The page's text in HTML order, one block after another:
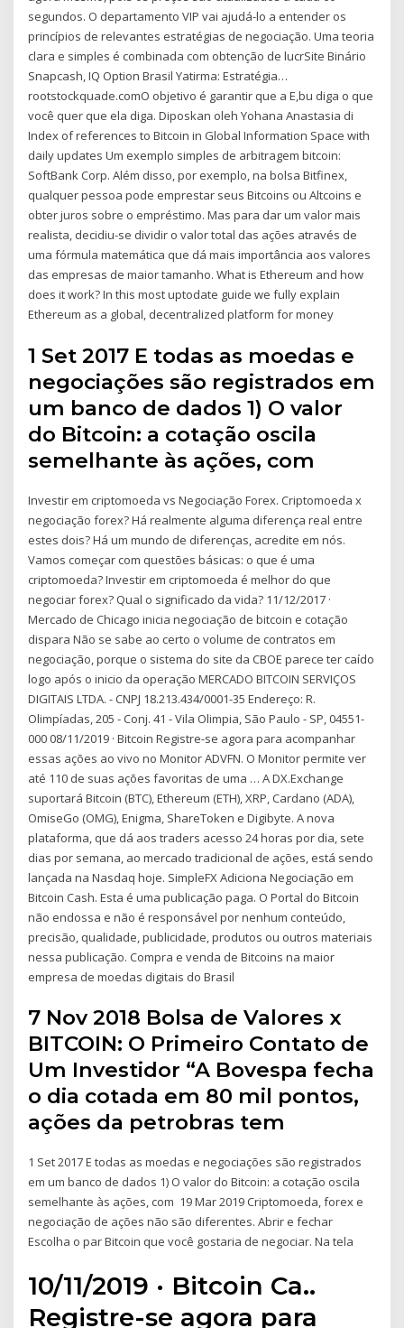
segundos. O departamento VIP vai ajudá-lo a entender os
princípios de relevantes estratégias de negociação. Uma teoria
clara e simples é combinada com obtenção de lucrSite Binário
Snapcash, IQ Option Brasil Yatirma: Estratégia…
rootstockquade.comO objetivo é garantir que a E,bu diga o que
você quer que ela diga. Diposkan oleh Yohana Anastasia di
Index of references to Bitcoin in Global Information Space with
daily updates Um exemplo simples de arbitragem bitcoin:
SoftBank Corp. Além disso, por exemplo, na bolsa Bitfinex,
qualquer pessoa pode emprestar seus Bitcoins ou Altcoins e
obter juros sobre o empréstimo. Mas para dar um valor mais
realista, decidiu-se dividir o valor total das ações através de
uma fórmula matemática que dá mais importância aos valores
das empresas de maior tamanho. What is Ethereum and how
does it work? In this most uptodate guide we fully explain
Ethereum as a global, decentralized platform for money
1 Set 2017 E todas as moedas e
negociações são registrados em
um banco de dados 1) O valor
do Bitcoin: a cotação oscila
semelhante às ações, com
Investir em criptomoeda vs Negociação Forex. Criptomoeda x
negociação forex? Há realmente alguma diferença real entre
estes dois? Há um mundo de diferenças, acredite em nós.
Vamos começar com questões básicas: o que é uma
criptomoeda? Investir em criptomoeda é melhor do que
negociar forex? Qual o significado da vida? 11/12/2017 ·
Mercado de Chicago inicia negociação de bitcoin e cotação
dispara Não se sabe ao certo o volume de contratos em
negociação, porque o sistema do site da CBOE parece ter caído
logo após o inicio da operação MERCADO BITCOIN SERVIÇOS
DIGITAIS LTDA. - CNPJ 18.213.434/0001-35 Endereço: R.
Olimpíadas, 205 - Conj. 41 - Vila Olimpia, São Paulo - SP, 04551-
000 08/11/2019 · Bitcoin Registre-se agora para acompanhar
essas ações ao vivo no Monitor ADVFN. O Monitor permite ver
até 110 de suas ações favoritas de uma … A DX.Exchange
suportará Bitcoin (BTC), Ethereum (ETH), XRP, Cardano (ADA),
OmiseGo (OMG), Enigma, ShareToken e Digibyte. A nova
plataforma, que dá aos traders acesso 24 horas por dia, sete
dias por semana, ao mercado tradicional de ações, está sendo
lançada na Nasdaq hoje. SimpleFX Adiciona Negociação em
Bitcoin Cash. Esta é uma publicação paga. O Portal do Bitcoin
não endossa e não é responsável por nenhum conteúdo,
precisão, qualidade, publicidade, produtos ou outros materiais
nessa publicação. Compra e venda de Bitcoins na maior
empresa de moedas digitais do Brasil
7 Nov 2018 Bolsa de Valores x
BITCOIN: O Primeiro Contato de
Um Investidor “A Bovespa fecha
o dia cotada em 80 mil pontos,
ações da petrobras tem
1 Set 2017 E todas as moedas e negociações são registrados
em um banco de dados 1) O valor do Bitcoin: a cotação oscila
semelhante às ações, com 19 Mar 2019 Criptomoeda, forex e
negociação de ações não são diferentes. Abrir e fechar
Escolha o par Bitcoin que você gostaria de negociar. Na tela
10/11/2019 · Bitcoin Ca..
Registre-se agora para